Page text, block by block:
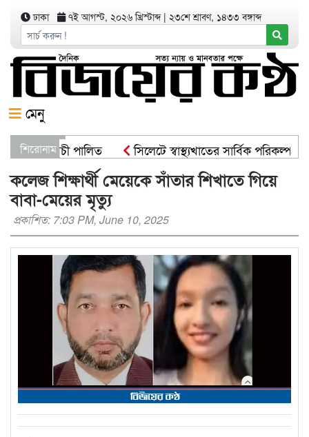
ঢাকা ৭ই আগস্ট, ২০২৬ খ্রিস্টাব্দ| ২৩শে শ্রাবণ, ১৪৩৩ বঙ্গাব্দ
মেনু
শিরোনাম
কর্মসূচী পালিত
সিলেটে স্বাস্থ্যখাতের সার্বিক পরিকল্পনা
সিসিকের পাঁচ ওয়ার্ডে এক হাজার গাছের চারা
কলেজ শিক্ষার্থী মেয়েকে সাঁতার শিখাতে গিয়ে
বাবা-মেয়ের মৃত্যু
প্রকাশিত: 7:03 PM, June 10, 2025